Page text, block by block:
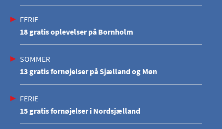
FERIE
18 gratis oplevelser på Bornholm
SOMMER
13 gratis fornøjelser på Sjælland og Møn
FERIE
15 gratis fornøjelser i Nordsjælland